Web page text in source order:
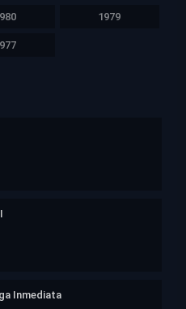
1979
Inmediata